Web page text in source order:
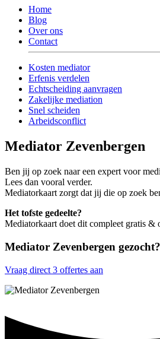
Home
Blog
Over ons
Contact
Kosten mediator
Erfenis verdelen
Echtscheiding aanvragen
Zakelijke mediation
Snel scheiden
Arbeidsconflict
Mediator Zevenbergen
Ben jij op zoek naar een expert voor
Lees dan vooral verder.
Mediatorkaart zorgt dat jij die op zoek
Het tofste gedeelte?
Mediatorkaart doet dit compleet gratis
Mediator Zevenbergen gezocht?
Vraag direct 3 offertes aan